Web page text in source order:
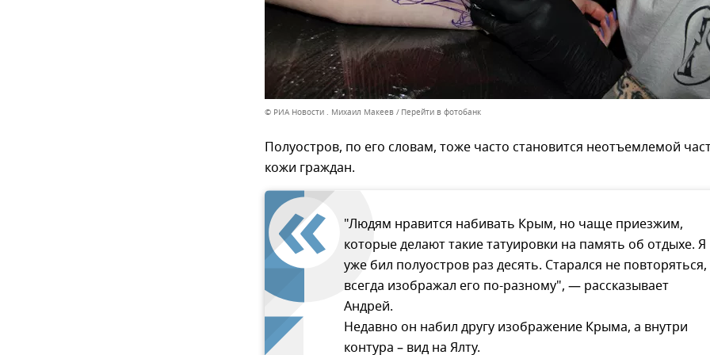
© РИА Новости . Михаил Макеев Перейти в фотобанк
Полуостров, по его словам, тоже часто становится неотъемлемой
кожи граждан.
"Людям нравится набивать Крым, но чаще приезжим,
которые делают такие татуировки на память об отдыхе. Я
уже бил полуостров раз десять. Старался не повторяться,
всегда изображал его по-разному", — рассказывает
Андрей.
Недавно он набил другу изображение Крыма, а внутри
контура – вид на Ялту.